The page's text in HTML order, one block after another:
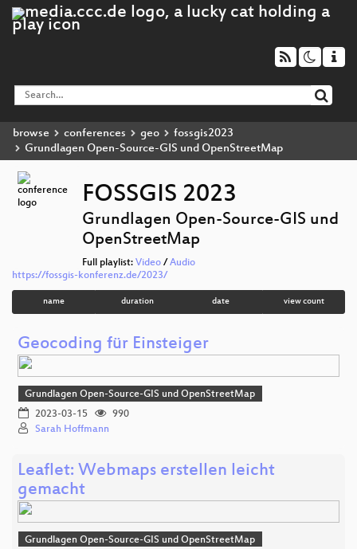
browse conferences geo
fossgis2023
Grundlagen Open-Source-GIS und OpenStreetMap
FOSSGIS 2023
Grundlagen Open-Source-GIS und
OpenStreetMap
Full playlist: Video/ Audio
https://fossgis-konferenz.de/2023/
name duration date view count
Geocoding für Einsteiger
Grundlagen Open-Source-GIS und OpenStreetMap
2023-03-15
990
Sarah Hoffmann
Leaflet: Webmaps erstellen leicht
gemacht
Grundlagen Open-Source-GIS und OpenStreetMap